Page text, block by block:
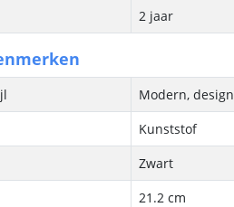
2 jaar
Modern, design
Kunststof
Zwart
21.2 cm